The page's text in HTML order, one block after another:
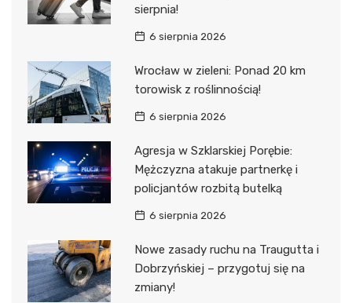
sierpnia!
6 sierpnia 2026
Wrocław w zieleni: Ponad 20 km
torowisk z roślinnością!
6 sierpnia 2026
Agresja w Szklarskiej Porębie:
Mężczyzna atakuje partnerkę i
policjantów rozbitą butelką
6 sierpnia 2026
Nowe zasady ruchu na Traugutta i
Dobrzyńskiej – przygotuj się na
zmiany!